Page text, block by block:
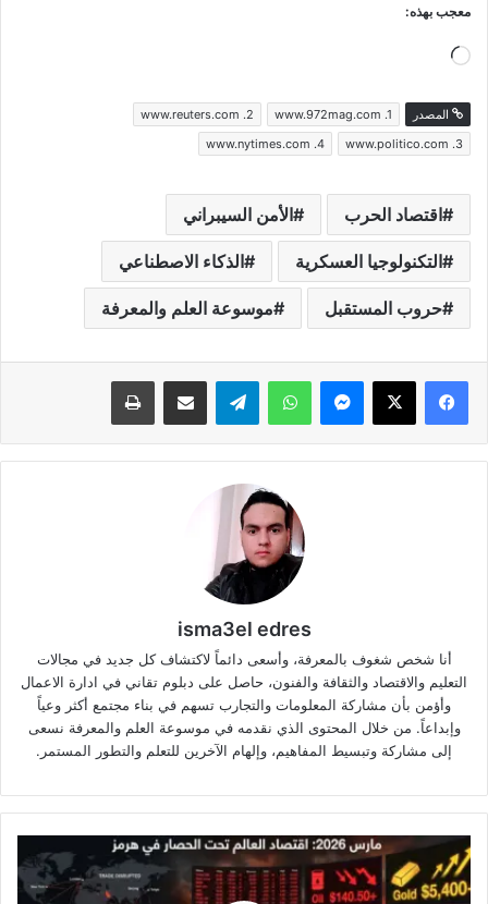
معجب بهذه:
جاري
التحميل…
المصدر www.972mag.com .1
www.reuters.com .2
www.politico.com .3
www.nytimes.com .4
اقتصاد الحرب الأمن السيبراني
التكنولوجيا العسكرية الذكاء الاصطناعي
حروب المستقبل موسوعة العلم والمعرفة
فيسبوك ‫X ماسنجر واتساب تيلقرام مشاركة عبر البريد طباعة
isma3el edres
أنا شخص شغوف بالمعرفة، وأسعى دائماً لاكتشاف كل جديد في مجالات
التعليم والاقتصاد والثقافة والفنون، حاصل على دبلوم تقاني في ادارة الاعمال
وأؤمن بأن مشاركة المعلومات والتجارب تسهم في بناء مجتمع أكثر وعياً
وإبداعاً. من خلال المحتوى الذي نقدمه في موسوعة العلم والمعرفة نسعى
إلى مشاركة وتبسيط المفاهيم، وإلهام الآخرين للتعلم والتطور المستمر.
زلزال
هرمز
2026: